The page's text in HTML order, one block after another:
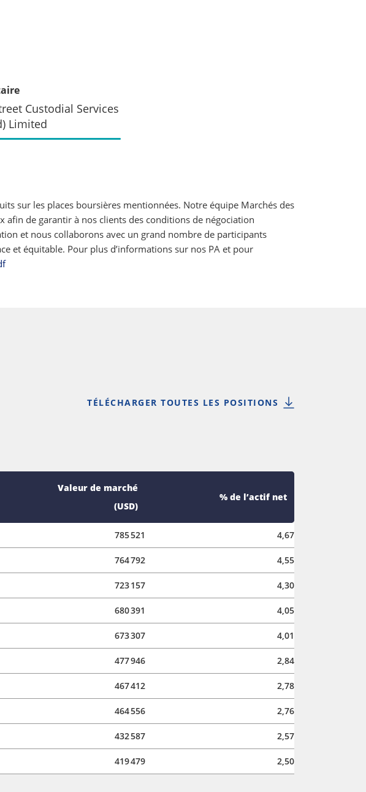
Custodial Services
Limited
sur les places boursières mentionnées. Notre équipe Marchés des
afin de garantir à nos clients des conditions de négociation
et nous collaborons avec un grand nombre de participants
et équitable. Pour plus d’informations sur nos PA et pour
TÉLÉCHARGER TOUTES LES POSITIONS
Valeur de marché
(USD)
% de l’actif net
785 521 4,67
764 792 4,55
723 157 4,30
680 391 4,05
673 307 4,01
477 946 2,84
467 412 2,78
464 556 2,76
432 587 2,57
419 479 2,50